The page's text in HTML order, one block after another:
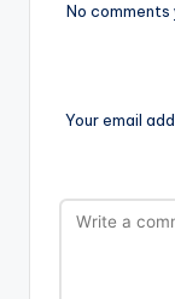
No comments
Your email